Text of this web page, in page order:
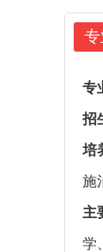
专
招
培
施
主
学